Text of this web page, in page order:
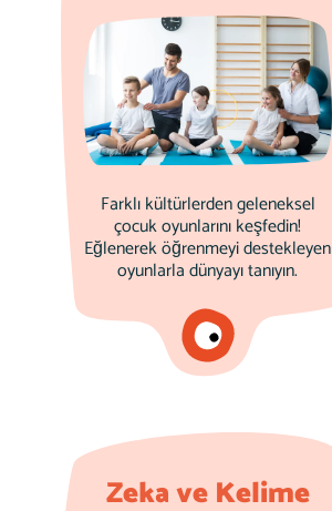
Farklı kültürlerden geleneksel
çocuk oyunlarını keşfedin!
Eğlenerek öğrenmeyi destekleyen
oyunlarla dünyayı tanıyın.
Zeka ve Kelime